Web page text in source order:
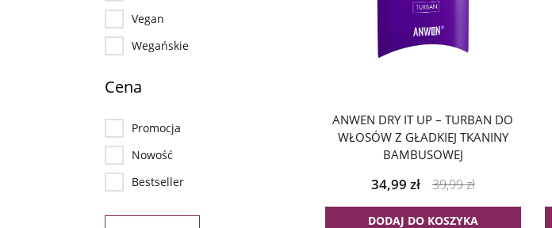
Vegan
Wegańskie
Cena
Promocja
Nowość
Bestseller
ANWEN DRY IT UP – TURBAN DO
WŁOSÓW Z GŁADKIEJ TKANINY
BAMBUSOWEJ
34,99 zł 39,99zł
DODAJ DO KOSZYKA